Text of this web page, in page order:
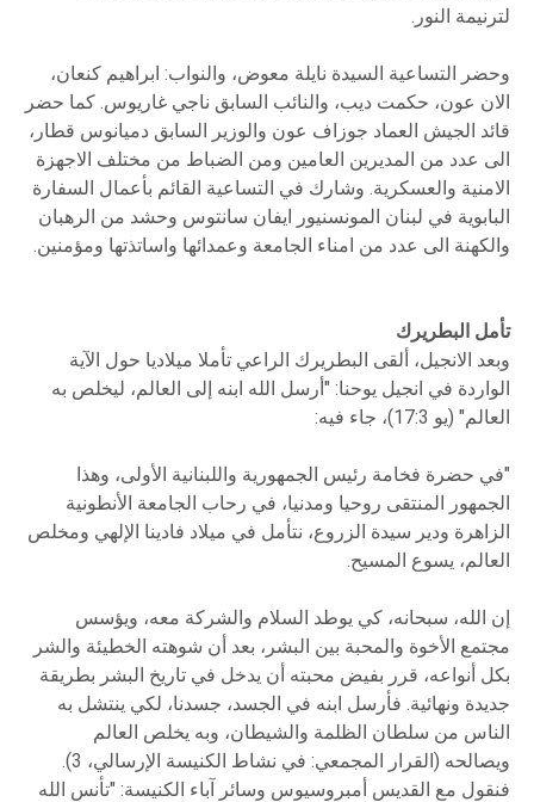
لترنيمة النور.
وحضر التساعية السيدة نايلة معوض، والنواب: ابراهيم كنعان،
الان عون، حكمت ديب، والنائب السابق ناجي غاريوس. كما حضر
قائد الجيش العماد جوزاف عون والوزير السابق دميانوس قطار،
الى عدد من المديرين العامين ومن الضباط من مختلف الاجهزة
الامنية والعسكرية. وشارك في التساعية القائم بأعمال السفارة
البابوية في لبنان المونسنيور ايفان سانتوس وحشد من الرهبان
والكهنة الى عدد من امناء الجامعة وعمدائها واساتذتها ومؤمنين.
تأمل البطريرك
وبعد الانجيل، ألقى البطريرك الراعي تأملا ميلاديا حول الآية
الواردة في انجيل يوحنا: "أرسل الله ابنه إلى العالم، ليخلص به
العالم" (يو 17:3)، جاء فيه:
"في حضرة فخامة رئيس الجمهورية واللبنانية الأولى، وهذا
الجمهور المنتقى روحيا ومدنيا، في رحاب الجامعة الأنطونية
الزاهرة ودير سيدة الزروع، نتأمل في ميلاد فادينا الإلهي ومخلص
العالم، يسوع المسيح.
إن الله، سبحانه، كي يوطد السلام والشركة معه، ويؤسس
مجتمع الأخوة والمحبة بين البشر، بعد أن شوهته الخطيئة والشر
بكل أنواعه، قرر بفيض محبته أن يدخل في تاريخ البشر بطريقة
جديدة ونهائية. فأرسل ابنه في الجسد، جسدنا، لكي ينتشل به
الناس من سلطان الظلمة والشيطان، وبه يخلص العالم
ويصالحه (القرار المجمعي: في نشاط الكنيسة الإرسالي، 3).
فنقول مع القديس أمبروسيوس وسائر آباء الكنيسة: "تأنس الله